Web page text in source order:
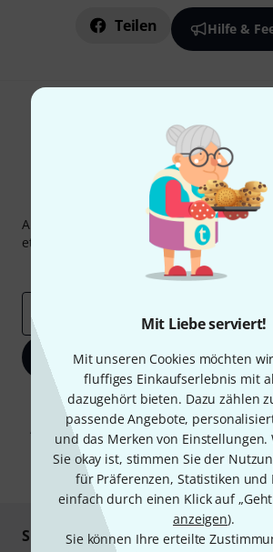
Mit Liebe serviert!
Mit unseren Cookies möchten
fluffiges Einkaufserlebnis mit
dazugehört bieten. Dazu zählen
passende Angebote,
und das Merken von Einstellungen.
Sie okay ist, stimmen Sie der
für Präferenzen, Statistiken und
einfach durch einen Klick auf
anzeigen).
Sie können Ihre erteilte
Teilen Hilfe &
Thomann
Abonniere den Thomann Newsletter und
etwas Glück einen von
50 Gutscheinen
Inspirierende Beiträge
Deals
Jetzt anmelden
Mit Klick auf „Jetzt anmelden“ stimmen Sie
Werbung und einer Messung des E-Mail-
Abmeldung ist jederzeit möglich. Weitere
unseren
* Pflichtfeld
Sicher einkaufen & bezahlen